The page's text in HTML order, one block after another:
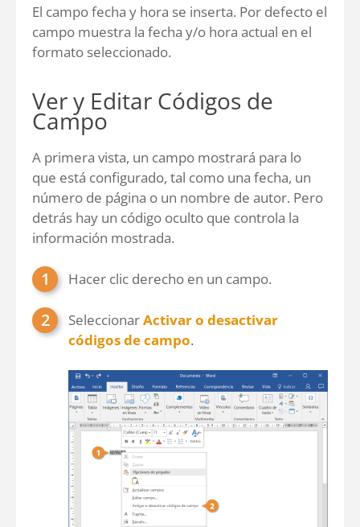
El campo fecha y hora se inserta. Por defecto el
campo muestra la fecha y/o hora actual en el
formato seleccionado.
Ver y Editar Códigos de
Campo
A primera vista, un campo mostrará para lo
que está configurado, tal como una fecha, un
número de página o un nombre de autor. Pero
detrás hay un código oculto que controla la
información mostrada.
Hacer clic derecho en un campo.
SeleccionarActivar o desactivar
códigos de campo.